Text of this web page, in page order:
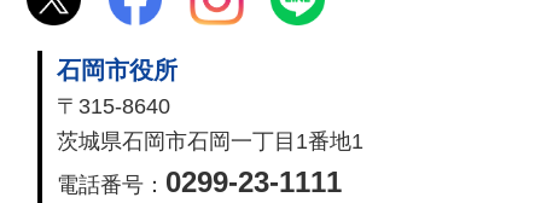
石岡市役所
〒315-8640
茨城県石岡市石岡一丁目1番地1
電話番号： 0299-23-1111